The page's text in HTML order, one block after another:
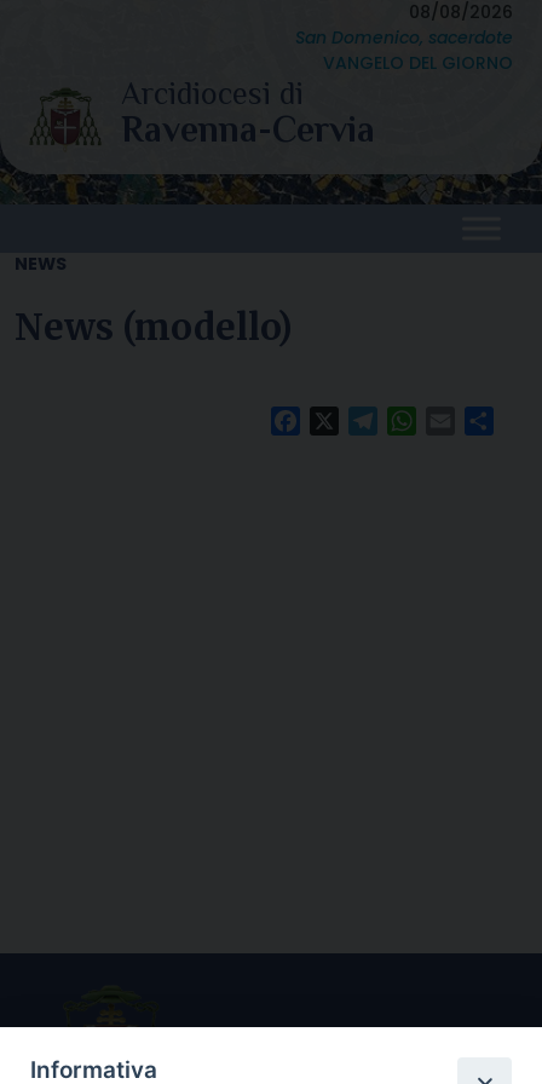
content
08/08/2026
San Domenico, sacerdote
VANGELO DEL GIORNO
NEWS
News (modello)
FacebookTelegramWhatsApp
Email
Informativa